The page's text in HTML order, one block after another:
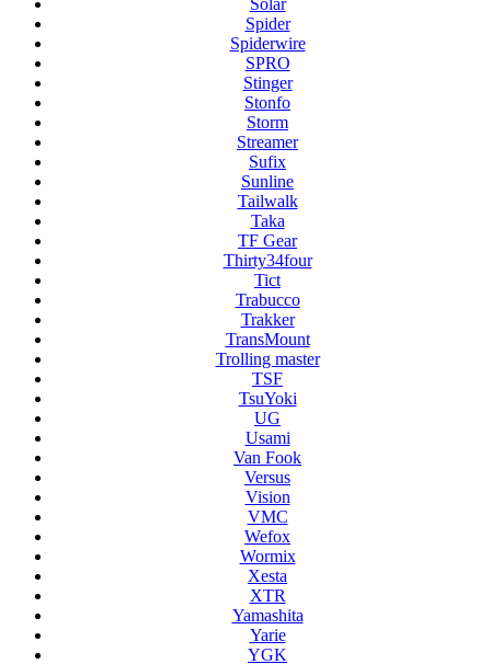
Solar
Spider
Spiderwire
SPRO
Stinger
Stonfo
Storm
Streamer
Sufix
Sunline
Tailwalk
Taka
TF Gear
Thirty34four
Tict
Trabucco
Trakker
TransMount
Trolling master
TSF
TsuYoki
UG
Usami
Van Fook
Versus
Vision
VMC
Wefox
Wormix
Xesta
XTR
Yamashita
Yarie
YGK